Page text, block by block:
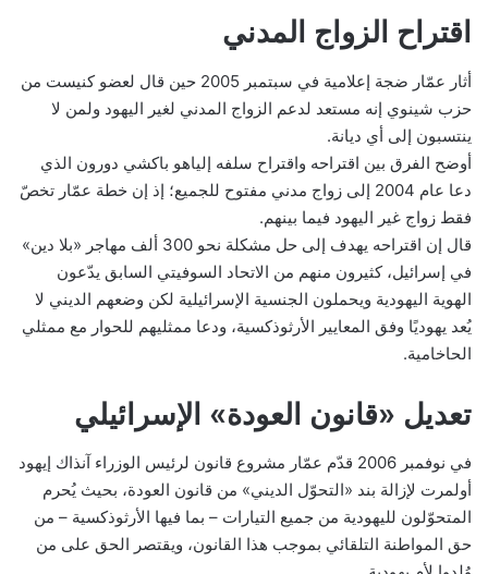
اقتراح الزواج المدني
أثار عمّار ضجة إعلامية في سبتمبر 2005 حين قال لعضو كنيست من
حزب شينوي إنه مستعد لدعم الزواج المدني لغير اليهود ولمن لا
ينتسبون إلى أي ديانة.
أوضح الفرق بين اقتراحه واقتراح سلفه إلياهو باكشي دورون الذي
دعا عام 2004 إلى زواج مدني مفتوح للجميع؛ إذ إن خطة عمّار تخصّ
فقط زواج غير اليهود فيما بينهم.
قال إن اقتراحه يهدف إلى حل مشكلة نحو 300 ألف مهاجر «بلا دين»
في إسرائيل، كثيرون منهم من الاتحاد السوفيتي السابق يدّعون
الهوية اليهودية ويحملون الجنسية الإسرائيلية لكن وضعهم الديني لا
يُعد يهوديًا وفق المعايير الأرثوذكسية، ودعا ممثليهم للحوار مع ممثلي
الحاخامية.
تعديل «قانون العودة» الإسرائيلي
في نوفمبر 2006 قدّم عمّار مشروع قانون لرئيس الوزراء آنذاك إيهود
أولمرت لإزالة بند «التحوّل الديني» من قانون العودة، بحيث يُحرم
المتحوّلون لليهودية من جميع التيارات – بما فيها الأرثوذكسية – من
حق المواطنة التلقائي بموجب هذا القانون، ويقتصر الحق على من